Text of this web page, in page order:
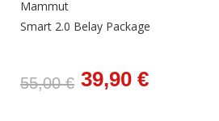
Mammut
Smart 2.0 Belay Package
55,00 € 39,90 €